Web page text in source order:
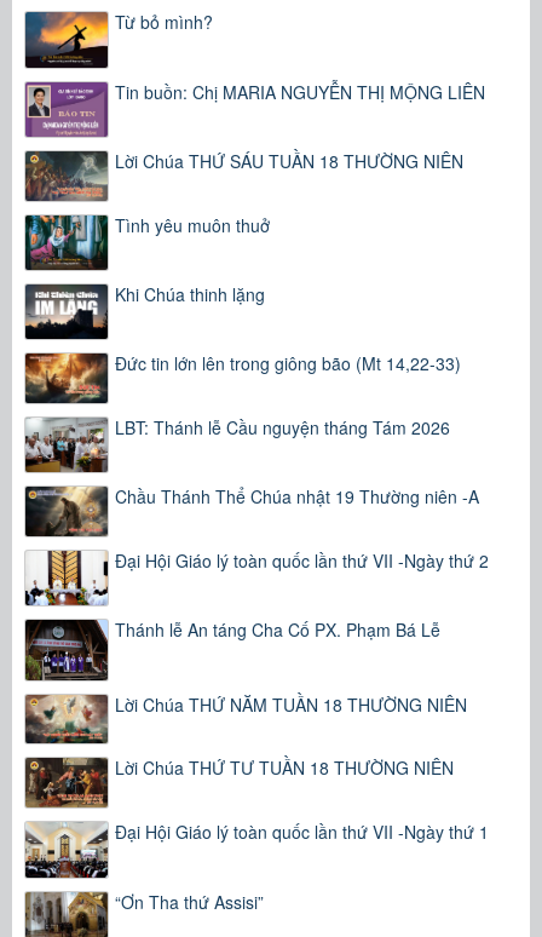
Từ bỏ mình?
Tin buồn: Chị MARIA NGUYỄN THỊ MỘNG LIÊN
Lời Chúa THỨ SÁU TUẦN 18 THƯỜNG NIÊN
Tình yêu muôn thuở
Khi Chúa thinh lặng
Đức tin lớn lên trong giông bão (Mt 14,22-33)
LBT: Thánh lễ Cầu nguyện tháng Tám 2026
Chầu Thánh Thể Chúa nhật 19 Thường niên -A
Đại Hội Giáo lý toàn quốc lần thứ VII -Ngày thứ 2
Thánh lễ An táng Cha Cố PX. Phạm Bá Lễ
Lời Chúa THỨ NĂM TUẦN 18 THƯỜNG NIÊN
Lời Chúa THỨ TƯ TUẦN 18 THƯỜNG NIÊN
Đại Hội Giáo lý toàn quốc lần thứ VII -Ngày thứ 1
“Ơn Tha thứ Assisi”